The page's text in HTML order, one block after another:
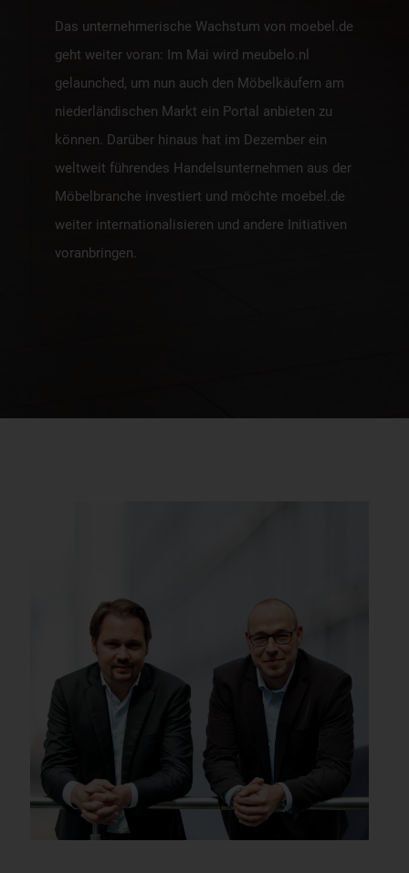
Das unternehmerische Wachstum von moebel.de
geht weiter voran: Im Mai wird meubelo.nl
gelaunched, um nun auch den Möbelkäufern am
niederländischen Markt ein Portal anbieten zu
können. Darüber hinaus hat im Dezember ein
weltweit führendes Handelsunternehmen aus der
Möbelbranche investiert und möchte moebel.de
weiter internationalisieren und andere Initiativen
voranbringen.